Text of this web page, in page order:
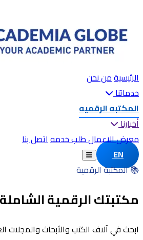
الرئيسيةمن نحن
خدماتنا
المكتبه الرقميه
أخبارنا
معرض الاعمالطلب خدمهاتصل بنا
EN
📚 المكتبة الرقمية
مكتبتك الرقمية الشاملة
ابحث في آلاف الكتب والأبحاث والمجلات